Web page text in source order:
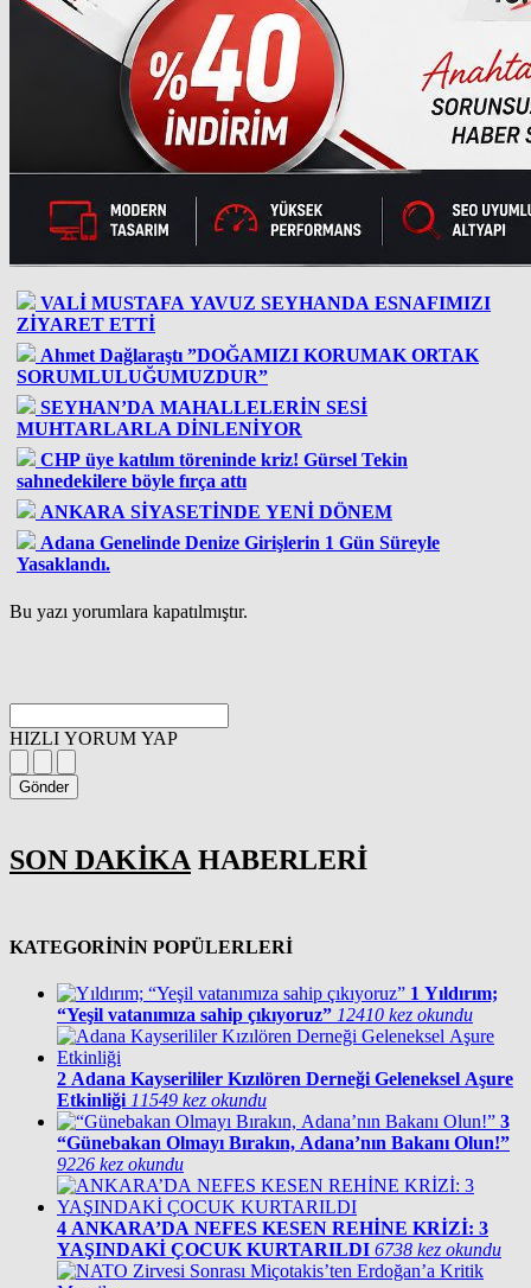
VALİ MUSTAFA YAVUZ SEYHANDA ESNAFIMIZI
ZİYARET ETTİ
Ahmet Dağlaraştı ”DOĞAMIZI KORUMAK ORTAK
SORUMLULUĞUMUZDUR”
SEYHAN’DA MAHALLELERİN SESİ
MUHTARLARLA DİNLENİYOR
CHP üye katılım töreninde kriz! Gürsel Tekin
sahnedekilere böyle fırça attı
ANKARA SİYASETİNDE YENİ DÖNEM
Adana Genelinde Denize Girişlerin 1 Gün Süreyle
Yasaklandı.
Bu yazı yorumlara kapatılmıştır.
HIZLI YORUM YAP
Gönder
SON DAKİKA HABERLERİ
KATEGORİNİN POPÜLERLERİ
1 Yıldırım;
“Yeşil vatanımıza sahip çıkıyoruz” 12410 kez okundu
2 Adana Kayserililer Kızılören Derneği Geleneksel Aşure
Etkinliği 11549 kez okundu
3
“Günebakan Olmayı Bırakın, Adana’nın Bakanı Olun!”
9226 kez okundu
4 ANKARA’DA NEFES KESEN REHİNE KRİZİ: 3
YAŞINDAKİ ÇOCUK KURTARILDI 6738 kez okundu